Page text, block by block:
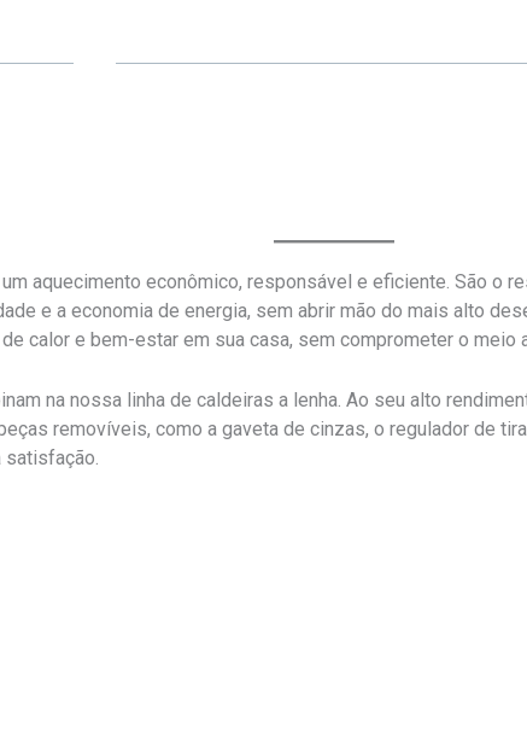
aquecimento econômico, responsável e eficiente. São o
e a economia de energia, sem abrir mão do mais alto
calor e bem-estar em sua casa, sem comprometer o meio
na nossa linha de caldeiras a lenha. Ao seu alto
removíveis, como a gaveta de cinzas, o regulador de